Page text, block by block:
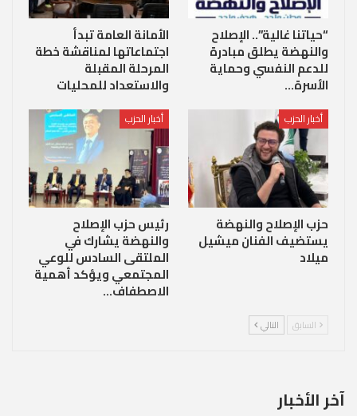
“حياتنا غالية”.. الإصلاح
والنهضة يطلق مبادرة
للدعم النفسي وحماية
الأسرة…
الأمانة العامة تبدأ
اجتماعاتها لمناقشة خطة
المرحلة المقبلة
والاستعداد للمحليات
أخبار الحزب
حزب الإصلاح والنهضة
يستضيف الفنان ميشيل
ميلاد
أخبار الحزب
رئيس حزب الإصلاح
والنهضة يشارك في
الملتقى السادس للوعي
المجتمعي ويؤكد أهمية
الاصطفاف…
السابق التالي
آخر الأخبار